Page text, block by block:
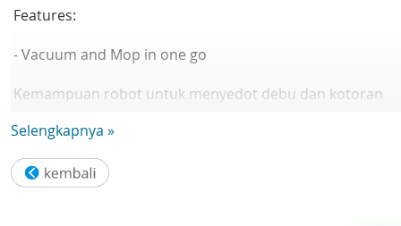
Features:
- Vacuum and Mop in one go
Kemampuan robot untuk menyedot debu dan kotoran
- OZMO ROLLER Instant Self-Washing Mopping
Selengkapnya »